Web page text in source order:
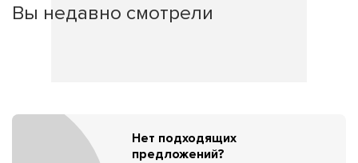
Вы недавно смотрели
Нет подходящих
предложений?